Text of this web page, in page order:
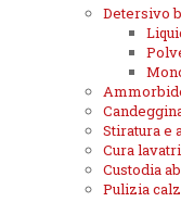
Detersivo
Stiratura e
Cura
Custodia
Pulizia